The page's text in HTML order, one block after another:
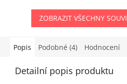
ZOBRAZIT VŠECHNY
Popis Podobné (4) Hodnocení
Detailní popis produktu